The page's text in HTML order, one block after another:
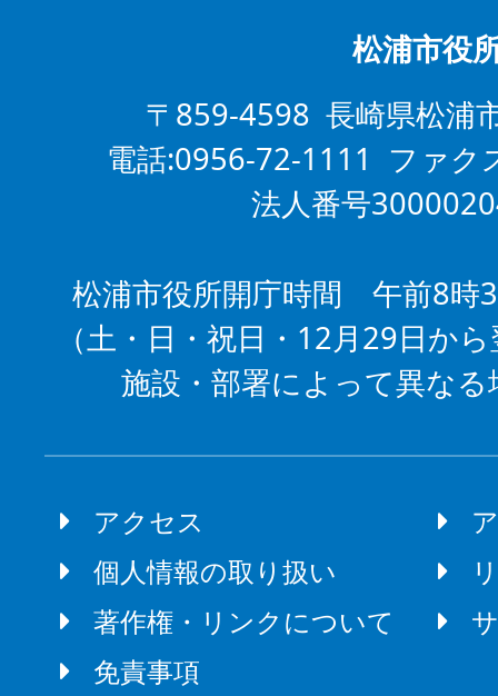
松浦市役
〒859-4598 長崎県松浦
電話:0956-72-1111 ファ
法人番号
松浦市役所開庁時間 午前8時
（土・日・祝日・12月29日か
施設・部署によって異な
アクセス
個人情報の取り扱い
著作権・リンクについて
免責事項